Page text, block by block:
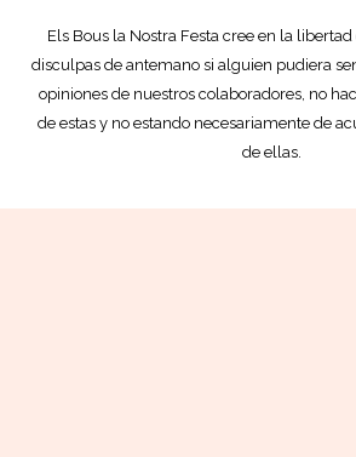
Els Bous la Nostra Festa cree en la
disculpas de antemano si alguien pudiera
opiniones de nuestros colaboradores, no
de estas y no estando necesariamente de
de ellas.